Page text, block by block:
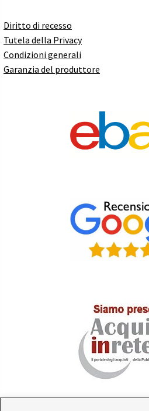
Diritto di recesso
Tutela della Privacy
Condizioni generali
Garanzia del produttore